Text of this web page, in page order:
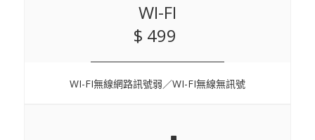
WI-FI
$ 499
WI-FI無線網路訊號弱／WI-FI無線無訊號